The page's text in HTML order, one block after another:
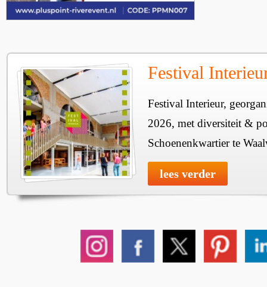
Festival
Festival Interieur,
2026, met diversiteit &
Schoenenkwartier te
lees verder